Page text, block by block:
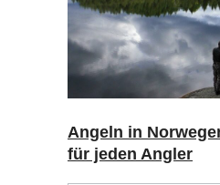
Angeln in
für jeden Angler